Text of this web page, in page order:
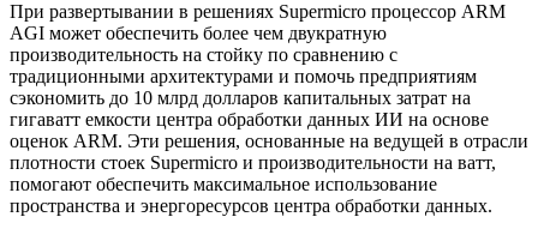
При развертывании в решениях Supermicro процессор ARM
AGI может обеспечить более чем двукратную
производительность на стойку по сравнению с
традиционными архитектурами и помочь предприятиям
сэкономить до 10 млрд долларов капитальных затрат на
гигаватт емкости центра обработки данных ИИ на основе
оценок ARM. Эти решения, основанные на ведущей в отрасли
плотности стоек Supermicro и производительности на ватт,
помогают обеспечить максимальное использование
пространства и энергоресурсов центра обработки данных.